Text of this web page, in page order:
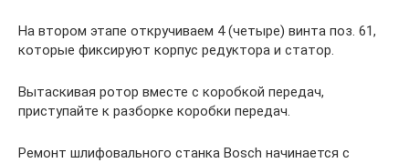
На втором этапе откручиваем 4 (четыре) винта поз. 61,
которые фиксируют корпус редуктора и статор.
Вытаскивая ротор вместе с коробкой передач,
приступайте к разборке коробки передач.
Ремонт шлифовального станка Bosch начинается с